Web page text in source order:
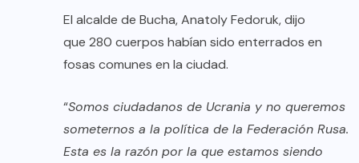
El alcalde de Bucha, Anatoly Fedoruk, dijo
que 280 cuerpos habían sido enterrados en
fosas comunes en la ciudad.
“Somos ciudadanos de Ucrania y no queremos
someternos a la política de la Federación Rusa.
Esta es la razón por la que estamos siendo